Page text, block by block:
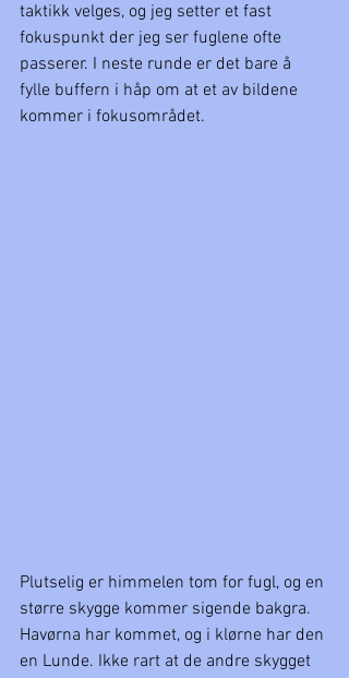
taktikk velges, og jeg setter et fast
fokuspunkt der jeg ser fuglene ofte
passerer. I neste runde er det bare å
fylle buffern i håp om at et av bildene
kommer i fokusområdet.
Plutselig er himmelen tom for fugl, og en
større skygge kommer sigende bakgra.
Havørna har kommet, og i klørne har den
en Lunde. Ikke rart at de andre skygget